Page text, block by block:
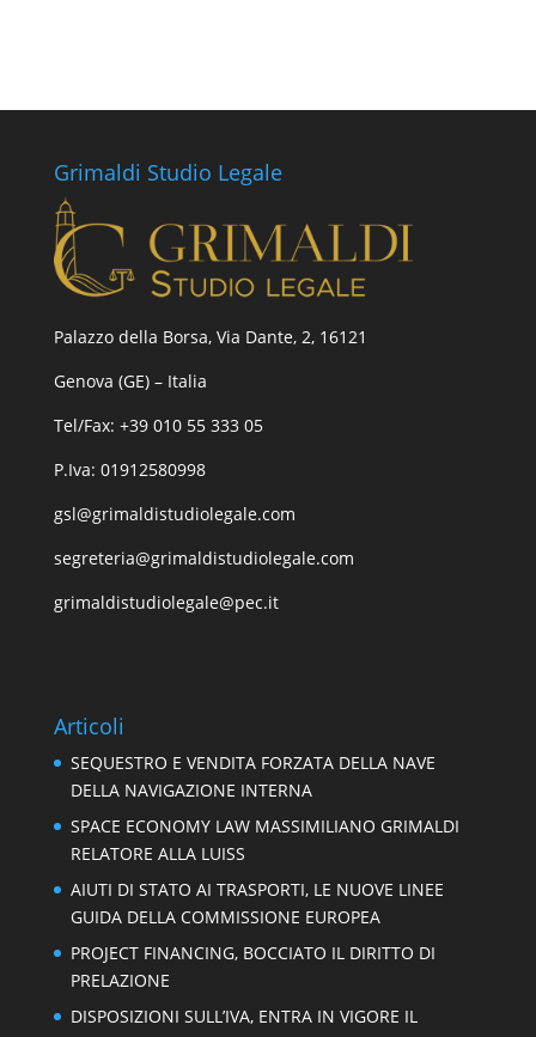
Grimaldi Studio Legale
Palazzo della Borsa, Via Dante, 2, 16121
Genova (GE) – Italia
Tel/Fax: +39 010 55 333 05
P.Iva: 01912580998
gsl@grimaldistudiolegale.com
segreteria@grimaldistudiolegale.com
grimaldistudiolegale@pec.it
Articoli
SEQUESTRO E VENDITA FORZATA DELLA NAVE
DELLA NAVIGAZIONE INTERNA
SPACE ECONOMY LAW MASSIMILIANO GRIMALDI
RELATORE ALLA LUISS
AIUTI DI STATO AI TRASPORTI, LE NUOVE LINEE
GUIDA DELLA COMMISSIONE EUROPEA
PROJECT FINANCING, BOCCIATO IL DIRITTO DI
PRELAZIONE
DISPOSIZIONI SULL’IVA, ENTRA IN VIGORE IL